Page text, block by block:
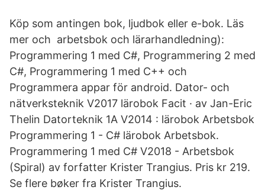
Köp som antingen bok, ljudbok eller e-bok. Läs
mer och arbetsbok och lärarhandledning):
Programmering 1 med C#, Programmering 2 med
C#, Programmering 1 med C++ och
Programmera appar för android. Dator- och
nätverksteknik V2017 lärobok Facit · av Jan-Eric
Thelin Datorteknik 1A V2014 : lärobok Arbetsbok
Programmering 1 - C# lärobok Arbetsbok.
Programmering 1 med C# V2018 - Arbetsbok
(Spiral) av forfatter Krister Trangius. Pris kr 219.
Se flere bøker fra Krister Trangius.